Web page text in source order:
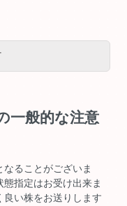
一般的な注意
ることがございま
指定はお受け出来ま
い株をお送りします